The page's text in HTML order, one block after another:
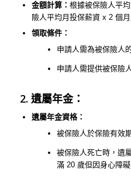
金額計算： 根據被保險人平
險人平均月投保薪資 x 2 個月
領取條件：
申請人需為被保險人
申請人需提供被保險
2. 遺屬年金：
遺屬年金資格：
被保險人於保險有效
被保險人死亡時，遺
滿 20 歲但因身心障